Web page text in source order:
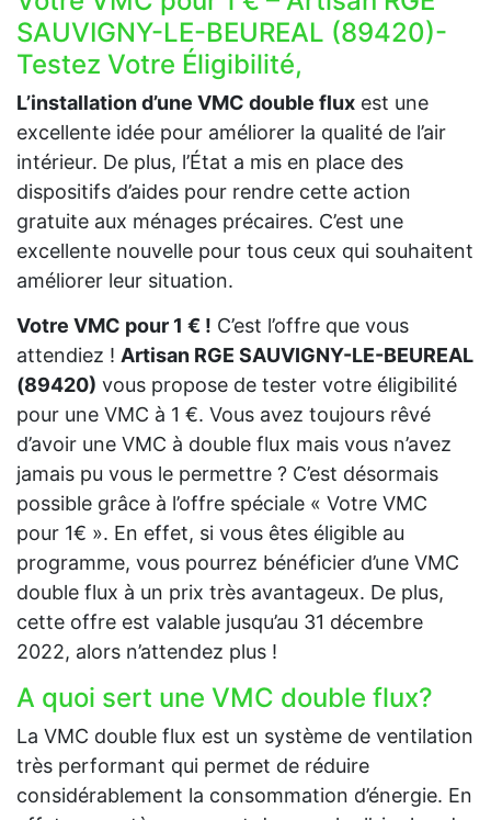
SAUVIGNY-LE-BEUREAL (89420)-
Testez Votre Éligibilité,
L’installation d’une VMC double flux est une
excellente idée pour améliorer la qualité de l’air
intérieur. De plus, l’État a mis en place des
dispositifs d’aides pour rendre cette action
gratuite aux ménages précaires. C’est une
excellente nouvelle pour tous ceux qui souhaitent
améliorer leur situation.
Votre VMC pour 1 € ! C’est l’offre que vous
attendiez ! Artisan RGE SAUVIGNY-LE-BEUREAL
(89420) vous propose de tester votre éligibilité
pour une VMC à 1 €. Vous avez toujours rêvé
d’avoir une VMC à double flux mais vous n’avez
jamais pu vous le permettre ? C’est désormais
possible grâce à l’offre spéciale « Votre VMC
pour 1€ ». En effet, si vous êtes éligible au
programme, vous pourrez bénéficier d’une VMC
double flux à un prix très avantageux. De plus,
cette offre est valable jusqu’au 31 décembre
2022, alors n’attendez plus !
A quoi sert une VMC double flux?
La VMC double flux est un système de ventilation
très performant qui permet de réduire
considérablement la consommation d’énergie. En